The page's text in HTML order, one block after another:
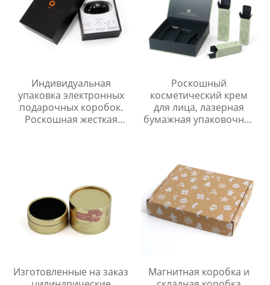
Индивидуальная
упаковка электронных
подарочных коробок.
Роскошная жесткая
Роскошный
косметический крем
для лица, лазерная
бумажная упаковочная
Изготовленные на заказ
Магнитная коробка и